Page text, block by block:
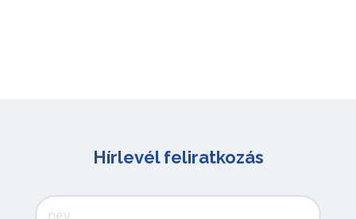
Hírlevél feliratkozás